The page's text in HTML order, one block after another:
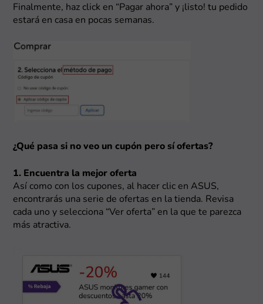
Finalmente, haz click en “Pagar ahora” y ¡listo! tu pedido
estará en casa en pocas semanas.
¿Qué pasa si no veo un cupón pero sí ofertas?
1. Encuentra la mejor oferta
Así como con los cupones, al hacer clic en ASUS,
encontrarás una serie de ofertas en la tienda. Revisa
cada uno y selecciona “Ver oferta” en la que te parezca
más atractiva.